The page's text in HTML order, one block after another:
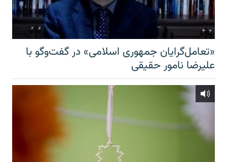
«تعامل‌گرایان جمهوری اسلامی» در گفت‌وگو با
علیرضا نامور حقیقی